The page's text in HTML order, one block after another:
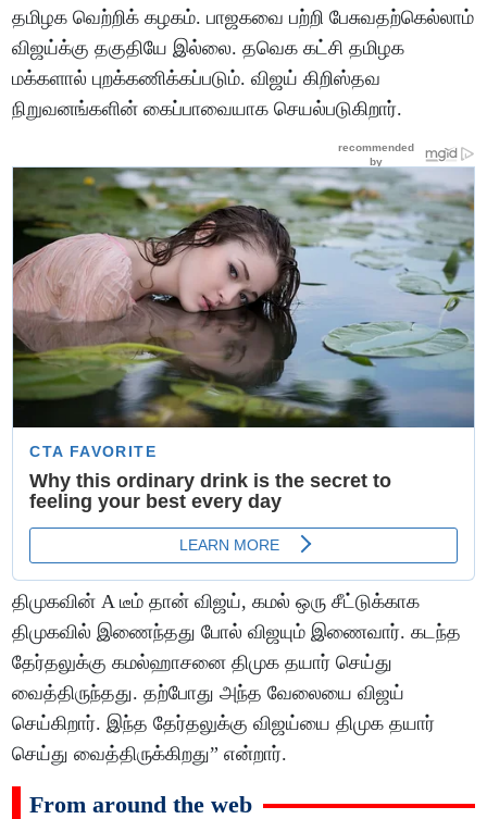
தமிழக வெற்றிக் கழகம். பாஜகவை பற்றி பேசுவதற்கெல்லாம்
விஜய்க்கு தகுதியே இல்லை. தவெக கட்சி தமிழக
மக்களால் புறக்கணிக்கப்படும். விஜய் கிறிஸ்தவ
நிறுவனங்களின் கைப்பாவையாக செயல்படுகிறார்.
திமுகவின் A டீம் தான் விஜய், கமல் ஒரு சீட்டுக்காக
திமுகவில் இணைந்தது போல் விஜயும் இணைவார். கடந்த
தேர்தலுக்கு கமல்ஹாசனை திமுக தயார் செய்து
வைத்திருந்தது. தற்போது அந்த வேலையை விஜய்
செய்கிறார். இந்த தேர்தலுக்கு விஜய்யை திமுக தயார்
செய்து வைத்திருக்கிறது” என்றார்.
From around the web